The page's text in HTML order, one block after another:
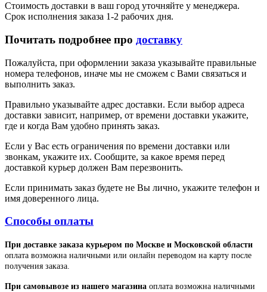
Стоимость доставки в ваш город уточняйте у менеджера.
Срок исполнения заказа 1-2 рабочих дня.
Почитать подробнее про доставку
Пожалуйста, при оформлении заказа указывайте правильные
номера телефонов, иначе мы не сможем с Вами связаться и
выполнить заказ.
Правильно указывайте адрес доставки. Если выбор адреса
доставки зависит, например, от времени доставки укажите,
где и когда Вам удобно принять заказ.
Если у Вас есть ограничения по времени доставки или
звонкам, укажите их. Сообщите, за какое время перед
доставкой курьер должен Вам перезвонить.
Если принимать заказ будете не Вы лично, укажите телефон и
имя доверенного лица.
Способы оплаты
При доставке заказа курьером по Москве и Московской области
оплата возможна наличными или онлайн переводом на карту после
получения заказа.
При самовывозе из нашего магазина оплата возможна наличными